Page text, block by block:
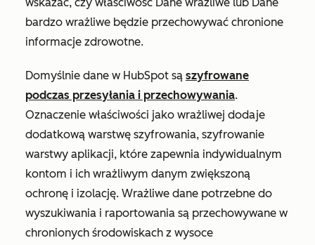
bardzo wrażliwe będzie przechowywać chronione
informacje zdrowotne.
Domyślnie dane w HubSpot są szyfrowane
podczas przesyłania i przechowywania.
Oznaczenie właściwości jako wrażliwej dodaje
dodatkową warstwę szyfrowania, szyfrowanie
warstwy aplikacji, które zapewnia indywidualnym
kontom i ich wrażliwym danym zwiększoną
ochronę i izolację. Wrażliwe dane potrzebne do
wyszukiwania i raportowania są przechowywane w
chronionych środowiskach z wysoce